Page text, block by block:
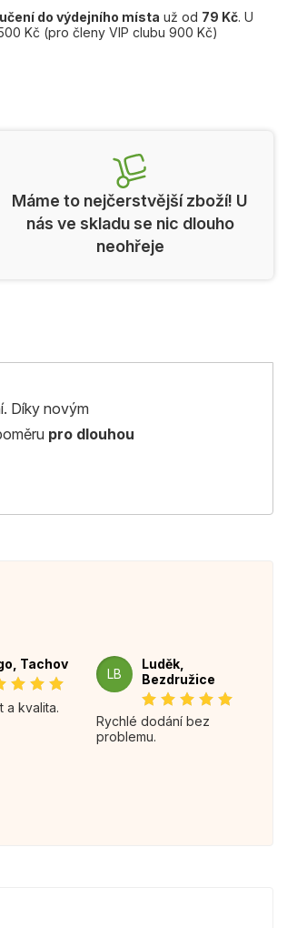
do výdejního místa už od 79 Kč. U
Kč (pro členy VIP clubu 900 Kč)
Máme to nejčerstvější zboží! U
nás ve skladu se nic dlouho
neohřeje
Díky novým
pro dlouhou
Tachov
a kvalita.
LB
Luděk,
Bezdružice
Rychlé dodání bez
problemu.